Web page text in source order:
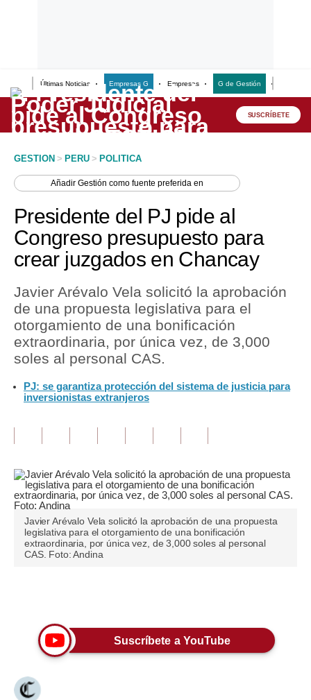
Últimas Noticias Empresas G Empresas G de Gestión
Lo último
Peru Quiosco
Economía
Mercados
Política
Tu Dinero
Finanzas Personales
Inmobiliarias
Opinión
Editorial
Pregunta de hoy
Blogs
Tendencias
Moda
Mundo
SUSCRÍBETE
GESTION > PERU > POLITICA
AñadirGestión como fuente preferida en
Presidente del PJ pide al
Congreso presupuesto para
crear juzgados en Chancay
Javier Arévalo Vela solicitó la aprobación
de una propuesta legislativa para el
otorgamiento de una bonificación
extraordinaria, por única vez, de 3,000
soles al personal CAS.
PJ: se garantiza protección del sistema de justicia para
inversionistas extranjeros
Javier Arévalo Vela solicitó la aprobación de una propuesta
legislativa para el otorgamiento de una bonificación
extraordinaria, por única vez, de 3,000 soles al personal
CAS. Foto: Andina
Suscríbete a YouTube